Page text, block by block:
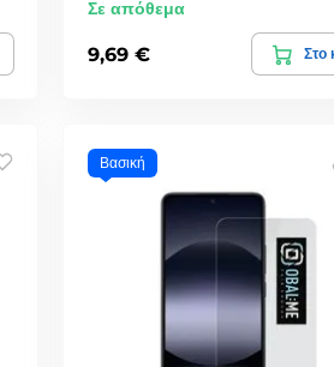
Σε απόθεμα
9,69 € Στο
Βασική